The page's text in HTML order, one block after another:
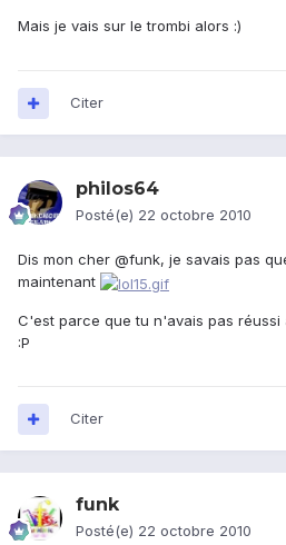
Mais je vais sur le trombi alors :)
Citer
philos64
Posté(e) 22 octobre 2010
Dis mon cher @funk, je savais pas
maintenant
C'est parce que tu n'avais pas réussi
:P
Citer
funk
Posté(e) 22 octobre 2010